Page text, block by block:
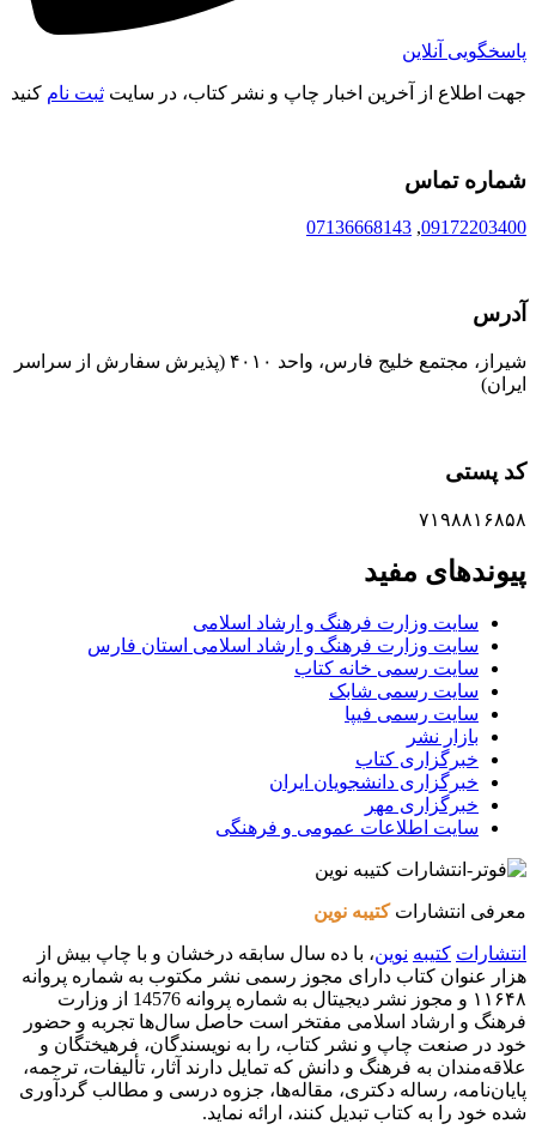
پاسخگویی آنلاین
جهت اطلاع از آخرین اخبار چاپ و نشر کتاب، در سایتثبت نام کنید
شماره تماس
09172203400
,
07136668143
آدرس
شیراز، مجتمع خلیج فارس، واحد ۴۰۱۰ (پذیرش سفارش از سراسر
ایران)
کد پستی
۷۱۹۸۸۱۶۸۵۸
پیوندهای مفید
سایت وزارت فرهنگ و ارشاد اسلامی
سایت وزارت فرهنگ و ارشاد اسلامی استان فارس
سایت رسمی خانه کتاب
سایت رسمی شابک
سایت رسمی فیپا
بازار نشر
خبرگزاری کتاب
خبرگزاری دانشجویان ایران
خبرگزاری مهر
سایت اطلاعات عمومی و فرهنگی
معرفی انتشاراتکتیبه نوین
انتشارات کتیبه نوین، با ده سال سابقه درخشان و با چاپ بیش از
هزار عنوان کتاب دارای مجوز رسمی نشر مکتوب به شماره پروانه
۱۱۶۴۸ و مجوز نشر دیجیتال به شماره پروانه 14576 از وزارت
فرهنگ و ارشاد اسلامی مفتخر است حاصل سال‌ها تجربه و حضور
خود در صنعت چاپ و نشر کتاب، را به نویسندگان، فرهیختگان و
علاقه‌مندان به فرهنگ و دانش که تمایل دارند آثار، تألیفات، ترجمه،
پایان‌نامه، رساله دکتری، مقاله‌ها، جزوه درسی و مطالب گردآوری
شده خود را به کتاب تبدیل کنند، ارائه نماید.